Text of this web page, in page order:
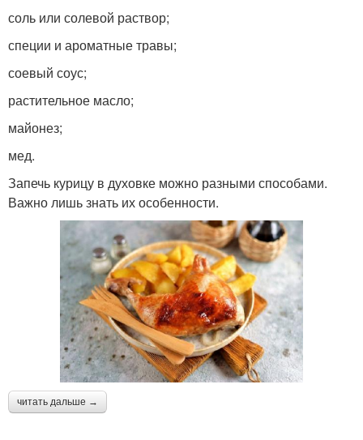
соль или солевой раствор;
специи и ароматные травы;
соевый соус;
растительное масло;
майонез;
мед.
Запечь курицу в духовке можно разными способами.
Важно лишь знать их особенности.
читать дальше →